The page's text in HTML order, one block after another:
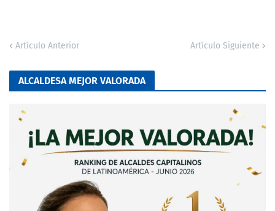
Artículo Anterior Artículo Siguiente
ALCALDESA MEJOR VALORADA